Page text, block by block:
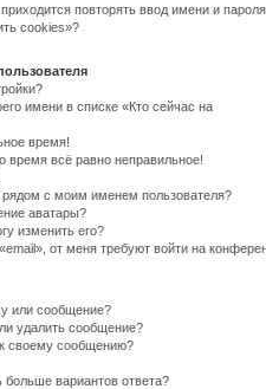
повторять ввод имени и
cookies»?
имени в списке «Кто сейчас на
время!
время всё равно неправильное!
рядом с моим именем пользователя?
аватары?
изменить его?
от меня требуют войти на
или сообщение?
удалить сообщение?
своему сообщению?
вариантов ответа?